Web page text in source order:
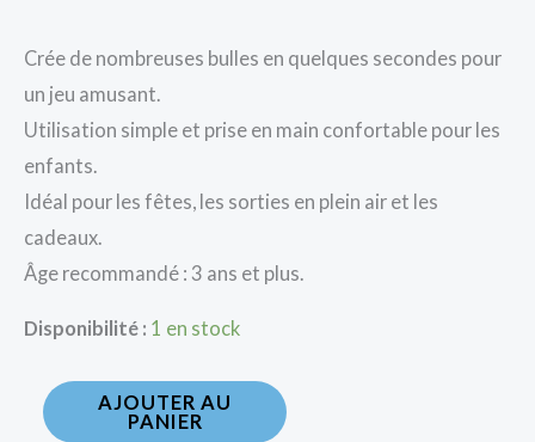
Crée de nombreuses bulles en quelques secondes pour
un jeu amusant.
Utilisation simple et prise en main confortable pour les
enfants.
Idéal pour les fêtes, les sorties en plein air et les
cadeaux.
Âge recommandé : 3 ans et plus.
Disponibilité : 1 en stock
AJOUTER AU
PANIER